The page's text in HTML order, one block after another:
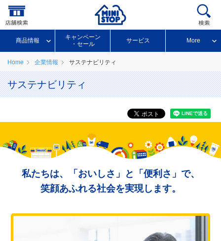
商品情報
キャンペーン
・セール
サービス More
Home 企業情報 サステナビリティ
サステナビリティ
私たちは、「おいしさ」と「便利さ」で、
笑顔あふれる社会を実現します。